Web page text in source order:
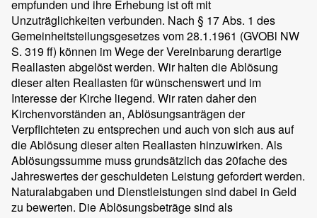
empfunden und ihre Erhebung ist oft mit
Unzuträglichkeiten verbunden. Nach § 17 Abs. 1 des
Gemeinheitsteilungsgesetzes vom 28.1.1961 (GVOBl NW
S. 319 ff) können im Wege der Vereinbarung derartige
Reallasten abgelöst werden. Wir halten die Ablösung
dieser alten Reallasten für wünschenswert und im
Interesse der Kirche liegend. Wir raten daher den
Kirchenvorständen an, Ablösungsanträgen der
Verpflichteten zu entsprechen und auch von sich aus auf
die Ablösung dieser alten Reallasten hinzuwirken. Als
Ablösungssumme muss grundsätzlich das 20fache des
Jahreswertes der geschuldeten Leistung gefordert werden.
Naturalabgaben und Dienstleistungen sind dabei in Geld
zu bewerten. Die Ablösungsbeträge sind als